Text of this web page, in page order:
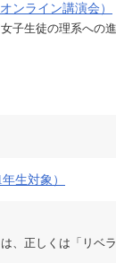
ンライン講演会）
子生徒の理系への
生対象）
、正しくは「リベ